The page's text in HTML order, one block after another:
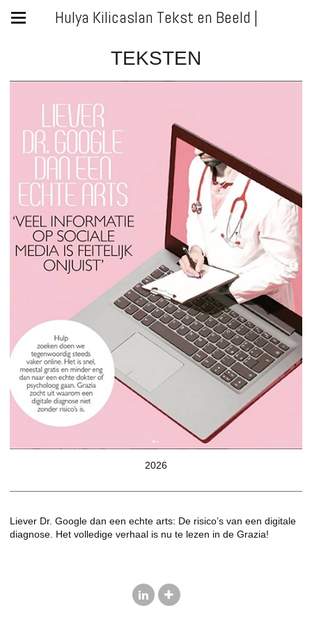
Hulya Kilicaslan Tekst en Beeld |
TEKSTEN
2026
Liever Dr. Google dan een echte arts: De risico’s van een digitale
diagnose. Het volledige verhaal is nu te lezen in de Grazia!